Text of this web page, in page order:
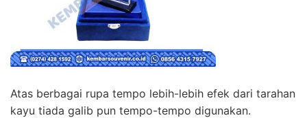
Atas berbagai rupa tempo lebih-lebih efek dari tarahan
kayu tiada galib pun tempo-tempo digunakan.